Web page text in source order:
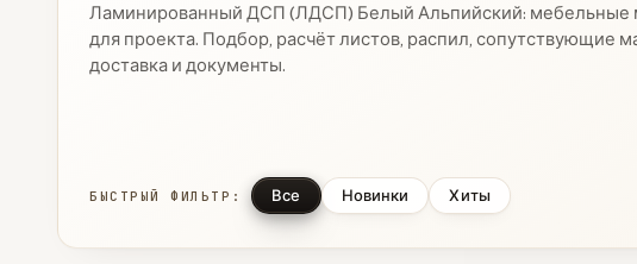
Ламинированный ДСП (ЛДСП) Белый Альпийский: мебельные
для проекта. Подбор, расчёт листов, распил, сопутствующие
доставка и документы.
БЫСТРЫЙ ФИЛЬТР: Все Новинки Хиты